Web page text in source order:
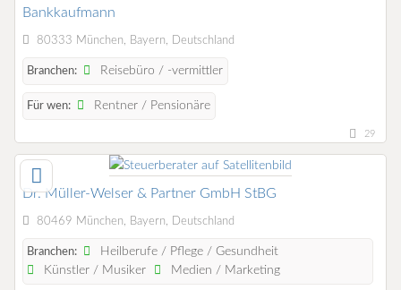
Bankkaufmann
80333 München, Bayern, Deutschland
Branchen: Reisebüro / -vermittler
Für wen: Rentner / Pensionäre
29
Dr. Müller-Welser & Partner GmbH StBG
80469 München, Bayern, Deutschland
Branchen:
Heilberufe / Pflege / Gesundheit
Künstler / Musiker
Medien / Marketing